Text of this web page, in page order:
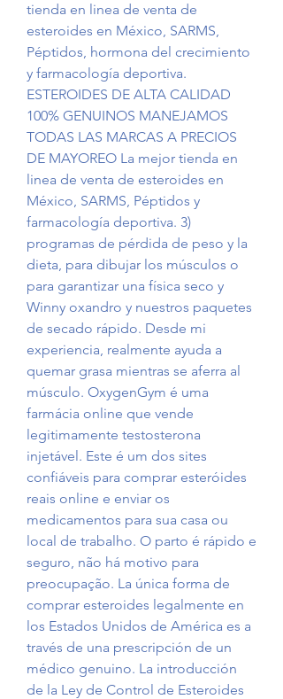
tienda en linea de venta de
esteroides en México, SARMS,
Péptidos, hormona del crecimiento
y farmacología deportiva.
ESTEROIDES DE ALTA CALIDAD
100% GENUINOS MANEJAMOS
TODAS LAS MARCAS A PRECIOS
DE MAYOREO La mejor tienda en
linea de venta de esteroides en
México, SARMS, Péptidos y
farmacología deportiva. 3)
programas de pérdida de peso y la
dieta, para dibujar los músculos o
para garantizar una física seco y
Winny oxandro y nuestros paquetes
de secado rápido. Desde mi
experiencia, realmente ayuda a
quemar grasa mientras se aferra al
músculo. OxygenGym é uma
farmácia online que vende
legitimamente testosterona
injetável. Este é um dos sites
confiáveis para comprar esteróides
reais online e enviar os
medicamentos para sua casa ou
local de trabalho. O parto é rápido e
seguro, não há motivo para
preocupação. La única forma de
comprar esteroides legalmente en
los Estados Unidos de América es a
través de una prescripción de un
médico genuino. La introducción
de la Ley de Control de Esteroides